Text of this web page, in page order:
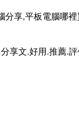
分享,平板電腦哪
享文.好用.推薦.